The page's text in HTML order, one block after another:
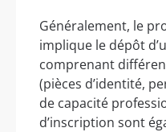
Généralement, le
implique le dépôt
comprenant
(pièces d’identité,
de capacité
d’inscription sont